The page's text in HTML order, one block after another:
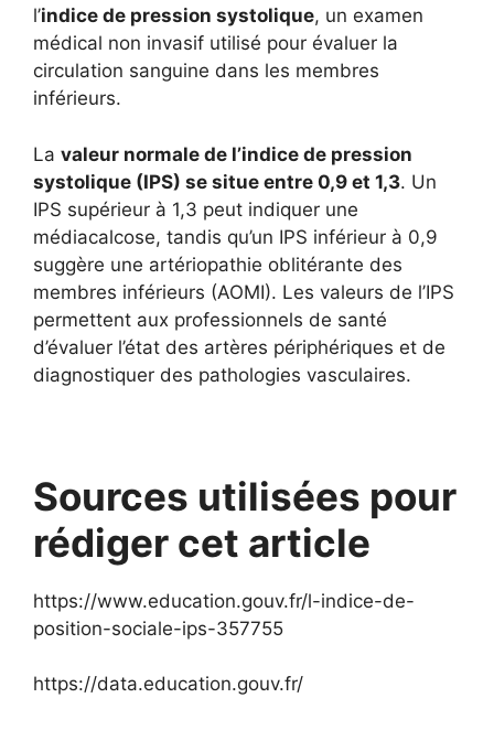
l’indice de pression systolique, un examen
médical non invasif utilisé pour évaluer la
circulation sanguine dans les membres
inférieurs.
La valeur normale de l’indice de pression
systolique (IPS) se situe entre 0,9 et 1,3. Un
IPS supérieur à 1,3 peut indiquer une
médiacalcose, tandis qu’un IPS inférieur à 0,9
suggère une artériopathie oblitérante des
membres inférieurs (AOMI). Les valeurs de l’IPS
permettent aux professionnels de santé
d’évaluer l’état des artères périphériques et de
diagnostiquer des pathologies vasculaires.
Sources utilisées pour
rédiger cet article
https://www.education.gouv.fr/l-indice-de-
position-sociale-ips-357755
https://data.education.gouv.fr/